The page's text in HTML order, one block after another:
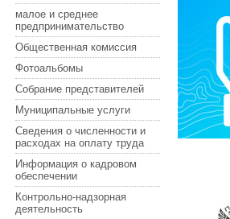
малое и среднее
предпринимательство
Общественная комиссия
Фотоальбомы
Собрание представителей
Муниципальные услуги
Сведения о численности и
расходах на оплату труда
Информация о кадровом
обеспечении
Контрольно-надзорная
деятельность